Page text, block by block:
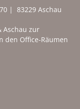
| 83229 Aschau
Aschau zur
den Office-Räumen